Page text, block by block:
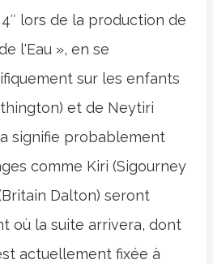
lors de la production de
l'Eau », en se
sur les enfants
et de Neytiri
signifie probablement
comme Kiri (Sigourney
Dalton) seront
où la suite arrivera, dont
actuellement fixée à